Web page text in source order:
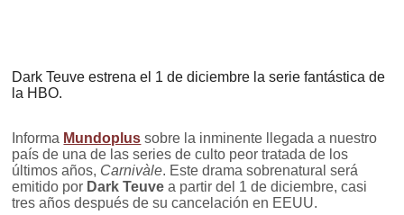
Dark Teuve estrena el 1 de diciembre la serie fantástica de
la HBO.
Informa Mundoplus sobre la inminente llegada a nuestro
país de una de las series de culto peor tratada de los
últimos años, Carnivàle. Este drama sobrenatural será
emitido por Dark Teuve a partir del 1 de diciembre, casi
tres años después de su cancelación en EEUU.